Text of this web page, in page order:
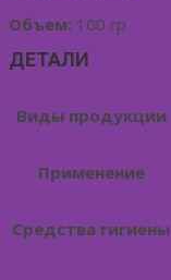
Объем: 100 гр
ДЕТАЛИ
Виды продукции
Применение
Средства гигиены